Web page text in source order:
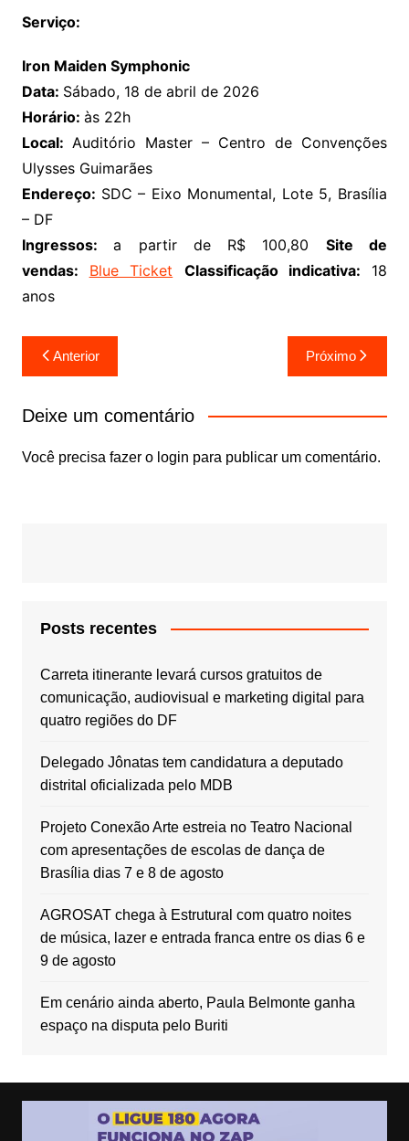
Serviço:
Iron Maiden Symphonic
Data: Sábado, 18 de abril de 2026
Horário: às 22h
Local: Auditório Master – Centro de Convenções
Ulysses Guimarães
Endereço: SDC – Eixo Monumental, Lote 5, Brasília
– DF
Ingressos:a partir de R$ 100,80 Site de
vendas: Blue Ticket Classificação indicativa: 18
anos
Navegação
de
Post
Anterior Próximo
Deixe um comentário
Você precisa fazer o login para publicar um comentário.
Posts recentes
Carreta itinerante levará cursos gratuitos de
comunicação, audiovisual e marketing digital para
quatro regiões do DF
Delegado Jônatas tem candidatura a deputado
distrital oficializada pelo MDB
Projeto Conexão Arte estreia no Teatro Nacional
com apresentações de escolas de dança de
Brasília dias 7 e 8 de agosto
AGROSAT chega à Estrutural com quatro noites
de música, lazer e entrada franca entre os dias 6 e
9 de agosto
Em cenário ainda aberto, Paula Belmonte ganha
espaço na disputa pelo Buriti